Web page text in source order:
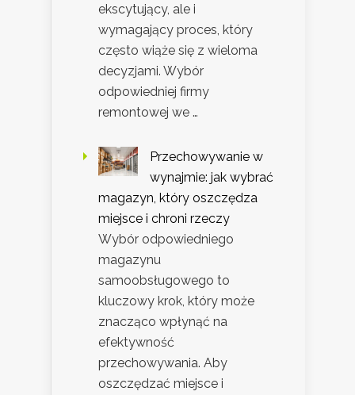
ekscytujący, ale i
wymagający proces, który
często wiąże się z wieloma
decyzjami. Wybór
odpowiedniej firmy
remontowej we …
Przechowywanie w
wynajmie: jak wybrać
magazyn, który oszczędza
miejsce i chroni rzeczy
Wybór odpowiedniego
magazynu
samoobsługowego to
kluczowy krok, który może
znacząco wpłynąć na
efektywność
przechowywania. Aby
oszczędzać miejsce i